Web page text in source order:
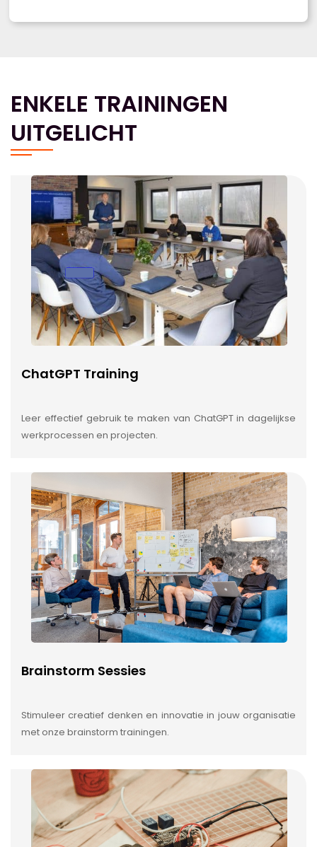
ENKELE TRAININGEN
UITGELICHT
ChatGPT Training
Leer effectief gebruik te maken van ChatGPT in dagelijkse
werkprocessen en projecten.
Brainstorm Sessies
Stimuleer creatief denken en innovatie in jouw organisatie
met onze brainstorm trainingen.